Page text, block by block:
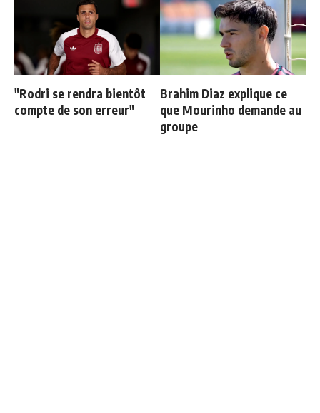
"Rodri se rendra bientôt
compte de son erreur"
Brahim Diaz explique ce
que Mourinho demande au
groupe